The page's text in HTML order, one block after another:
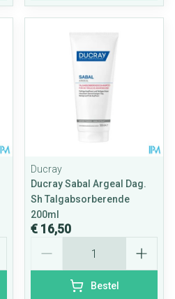
Ducray
Ducray Sabal Argeal Dag.
Sh Talgabsorberende
200ml
€ 16,50
Bestel